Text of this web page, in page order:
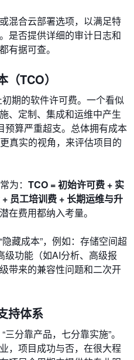
混合云部署选项，以满足特
是否提供详细的审计日志和
有据可查。
TCO）
期的软件许可费。一个看似
、定制、集成和运维中产生
预算严重超支。总体拥有成本
真实的视角，来评估项目的
为： TCO = 初始许可费 + 实
员工培训费 + 长期运维与升
在费用都纳入考量。
藏成本”，例如：存储空间超
功能（如AI分析、高级报
带来的兼容性问题和二次开
持体系
分靠产品，七分靠实施”。
，项目成功与否，在很大程